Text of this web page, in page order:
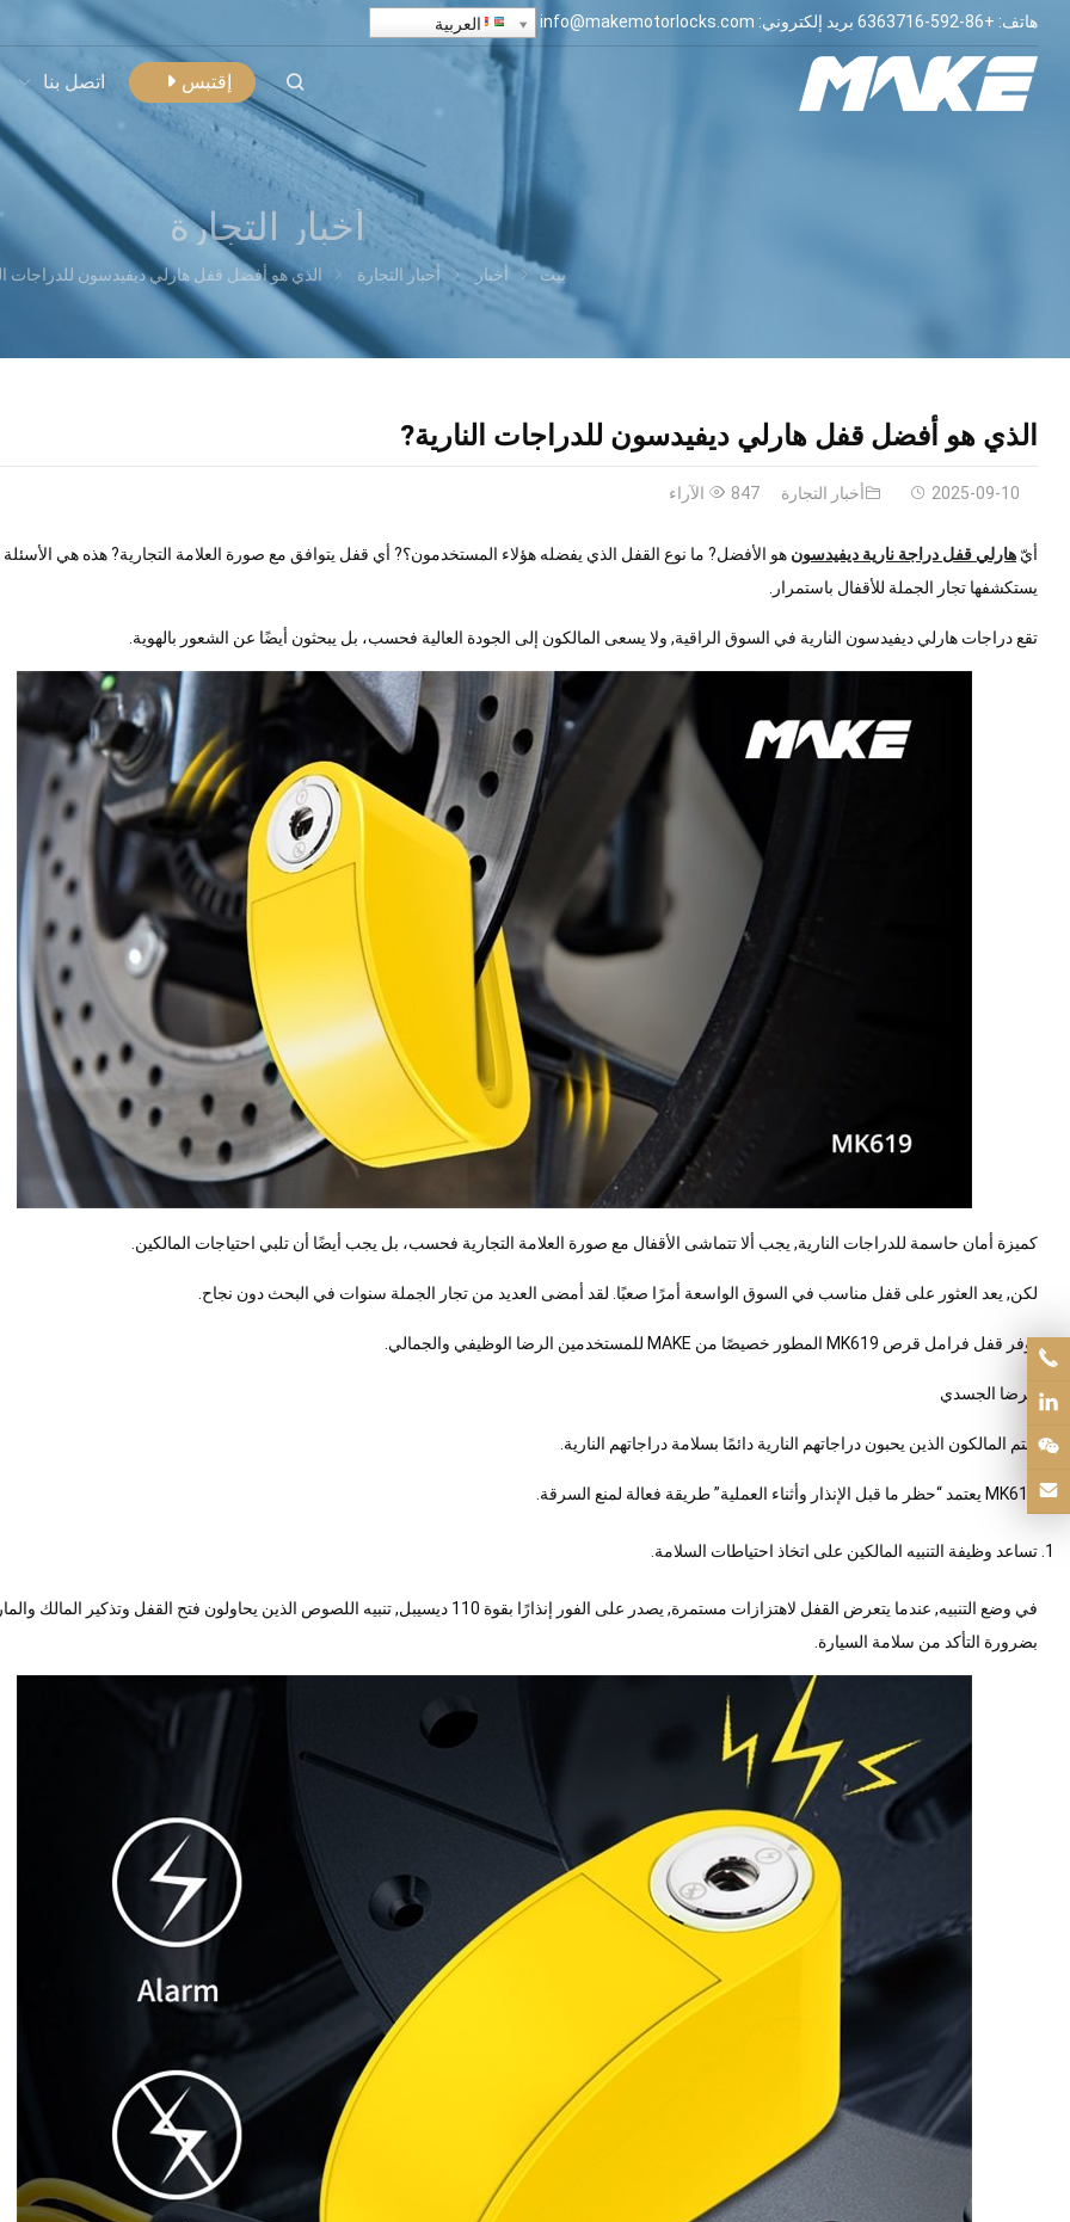
هاتف: +86-592-6363716 بريد إلكتروني: info@makemotorlocks.com العربية
اتصل بنا إقتبس
أخبار التجارة
بيت أخبار أخبار التجارة الذي هو أفضل قفل هارلي ديفيدسون للدراجات
الذي هو أفضل قفل هارلي ديفيدسون للدراجات النارية?
2025-09-10 أخبار التجارة 847 الآراء
أيّ هارلي قفل دراجة نارية ديفيدسون هو الأفضل? ما نوع القفل الذي يفضله هؤلاء المستخدمون؟? أي قفل يتوافق مع صورة العلامة التجارية? هذه هي الأسئلة
يستكشفها تجار الجملة للأقفال باستمرار.
تقع دراجات هارلي ديفيدسون النارية في السوق الراقية, ولا يسعى المالكون إلى الجودة العالية فحسب، بل يبحثون أيضًا عن الشعور بالهوية.
كميزة أمان حاسمة للدراجات النارية, يجب ألا تتماشى الأقفال مع صورة العلامة التجارية فحسب، بل يجب أيضًا أن تلبي احتياجات المالكين.
لكن, يعد العثور على قفل مناسب في السوق الواسعة أمرًا صعبًا. لقد أمضى العديد من تجار الجملة سنوات في البحث دون نجاح.
يوفر قفل فرامل قرص MK619 المطور خصيصًا من MAKE للمستخدمين الرضا الوظيفي والجمالي.
الرضا الجسدي
يهتم المالكون الذين يحبون دراجاتهم النارية دائمًا بسلامة دراجاتهم النارية.
MK619 يعتمد “حظر ما قبل الإنذار وأثناء العملية” طريقة فعالة لمنع السرقة.
تساعد وظيفة التنبيه المالكين على اتخاذ احتياطات السلامة.
في وضع التنبيه, عندما يتعرض القفل لاهتزازات مستمرة, يصدر على الفور إنذارًا بقوة 110 ديسيبل, تنبيه اللصوص الذين يحاولون فتح القفل وتذكير المالك
بضرورة التأكد من سلامة السيارة.